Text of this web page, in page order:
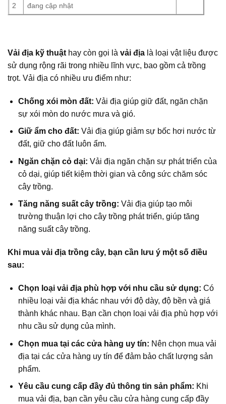
2 đang cập nhật
Vải địa kỹ thuật hay còn gọi là vải địa là loại vật liệu được
sử dụng rộng rãi trong nhiều lĩnh vực, bao gồm cả trồng
trọt. Vải địa có nhiều ưu điểm như:
Chống xói mòn đất: Vải địa giúp giữ đất, ngăn chặn
sự xói mòn do nước mưa và gió.
Giữ ẩm cho đất: Vải địa giúp giảm sự bốc hơi nước từ
đất, giữ cho đất luôn ẩm.
Ngăn chặn cỏ dại: Vải địa ngăn chặn sự phát triển của
cỏ dại, giúp tiết kiệm thời gian và công sức chăm sóc
cây trồng.
Tăng năng suất cây trồng: Vải địa giúp tạo môi
trường thuận lợi cho cây trồng phát triển, giúp tăng
năng suất cây trồng.
Khi mua vải địa trồng cây, bạn cần lưu ý một số điều
sau:
Chọn loại vải địa phù hợp với nhu cầu sử dụng: Có
nhiều loại vải địa khác nhau với độ dày, độ bền và giá
thành khác nhau. Bạn cần chọn loại vải địa phù hợp với
nhu cầu sử dụng của mình.
Chọn mua tại các cửa hàng uy tín: Nên chọn mua vải
địa tại các cửa hàng uy tín để đảm bảo chất lượng sản
phẩm.
Yêu cầu cung cấp đầy đủ thông tin sản phẩm: Khi
mua vải địa, bạn cần yêu cầu cửa hàng cung cấp đầy